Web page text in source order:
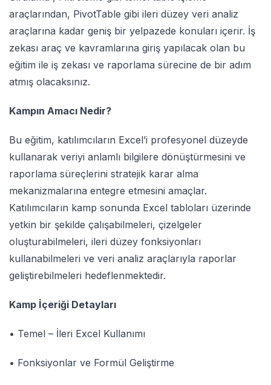
araçlarından, PivotTable gibi ileri düzey veri analiz
araçlarına kadar geniş bir yelpazede konuları içerir. İş
zekası araç ve kavramlarına giriş yapılacak olan bu
eğitim ile iş zekası ve raporlama sürecine de bir adım
atmış olacaksınız.
Kampın Amacı Nedir?
Bu eğitim, katılımcıların Excel’i profesyonel düzeyde
kullanarak veriyi anlamlı bilgilere dönüştürmesini ve
raporlama süreçlerini stratejik karar alma
mekanizmalarına entegre etmesini amaçlar.
Katılımcıların kamp sonunda Excel tabloları üzerinde
yetkin bir şekilde çalışabilmeleri, çizelgeler
oluşturabilmeleri, ileri düzey fonksiyonları
kullanabilmeleri ve veri analiz araçlarıyla raporlar
geliştirebilmeleri hedeflenmektedir.
Kamp İçeriği Detayları
• Temel – İleri Excel Kullanımı
• Fonksiyonlar ve Formül Geliştirme